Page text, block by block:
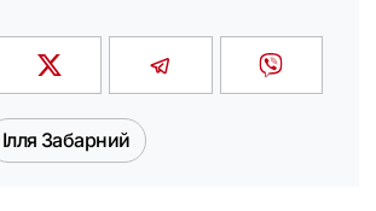
Ілля Забарний